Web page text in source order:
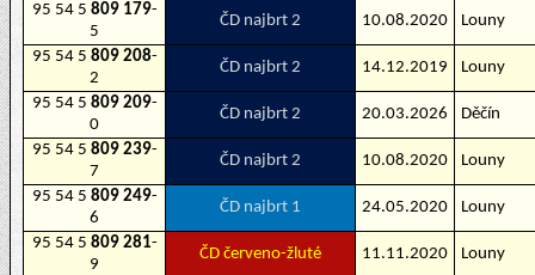
95 54 5 809 179-
5
ČD najbrt 2 10.08.2020
Louny
95 54 5 809 208-
2
ČD najbrt 2 14.12.2019
Louny
95 54 5 809 209-
0
ČD najbrt 2 20.03.2026
Děčín
95 54 5 809 239-
7
ČD najbrt 2 10.08.2020
Louny
95 54 5 809 249-
6
ČD najbrt 1 24.05.2020
Louny
95 54 5 809 281-
9
ČD červeno-žluté 11.11.2020
Louny